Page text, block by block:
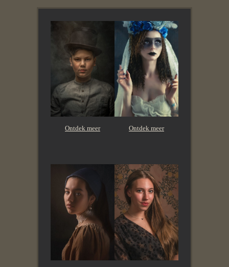
Ontdek meer Ontdek meer